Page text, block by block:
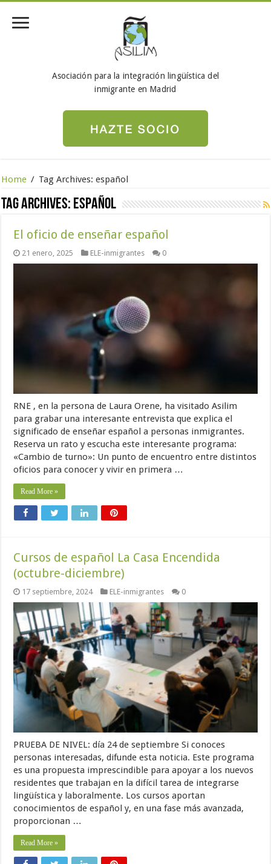
Asociación para la integración lingüística del
inmigrante en Madrid
Home / Tag Archives: español
Tag Archives: español
El oficio de enseñar español
21 enero, 2025 ELE-inmigrantes 0
RNE , en la persona de Laura Orene, ha visitado Asilim
para grabar una interesante entrevista que explica el
significado de enseñar español a personas inmigrantes.
Reserva un rato y escucha este interesante programa:
«Cambio de turno»: Un punto de encuentro entre distintos
oficios para conocer y vivir en primera …
Read More »
Cursos de español La Casa Encendida
(octubre-diciembre)
17 septiembre, 2024 ELE-inmigrantes 0
PRUEBA DE NIVEL: día 24 de septiembre Si conoces
personas interesadas, difunde esta noticia. Este programa
es una propuesta imprescindible para apoyar a los nuevos
residentes que trabajan en la difícil tarea de integrarse
lingüística y laboralmente. Los cursos aportan
conocimientos de español y, en una fase más avanzada,
proporcionan …
Read More »